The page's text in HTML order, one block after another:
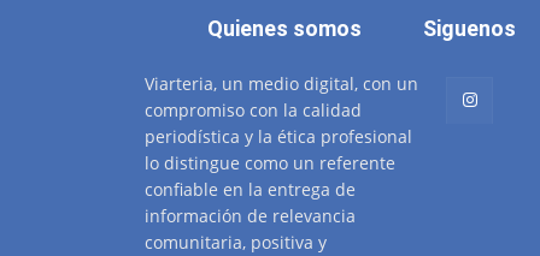
Quienes somos
Viarteria, un medio digital, con un
compromiso con la calidad
periodística y la ética profesional
lo distingue como un referente
confiable en la entrega de
información de relevancia
comunitaria, positiva y
Siguenos